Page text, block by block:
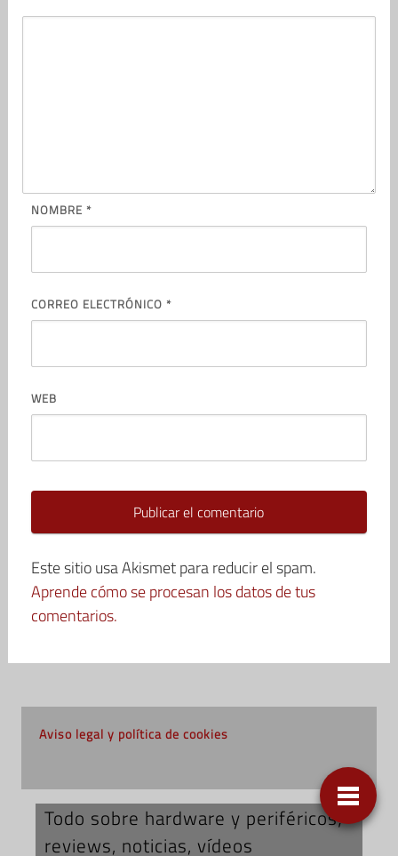
NOMBRE *
CORREO ELECTRÓNICO *
WEB
Este sitio usa Akismet para reducir el spam.
Aprende cómo se procesan los datos de tus
comentarios.
Aviso legal y política de cookies
Todo sobre hardware y periféricos;
reviews, noticias, vídeos